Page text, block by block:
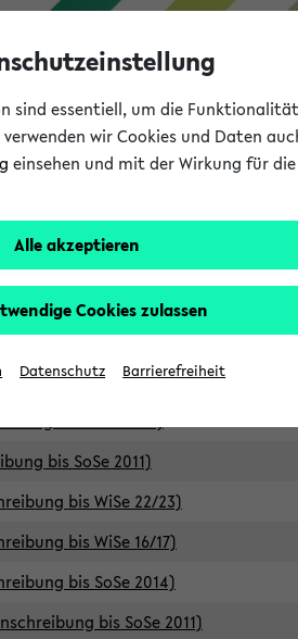
bis WiSe 16/17)
bis SoSe 2015)
bis SoSe 2011)
bis WiSe 22/23)
bis WiSe 16/17)
bis SoSe 2014)
bis SoSe 2011)
sind essentiell, um die
wir Cookies und Daten
einsehen und mit der Wirkung für
Alle akzeptieren
Cookies zulassen
Datenschutz Barrierefreiheit